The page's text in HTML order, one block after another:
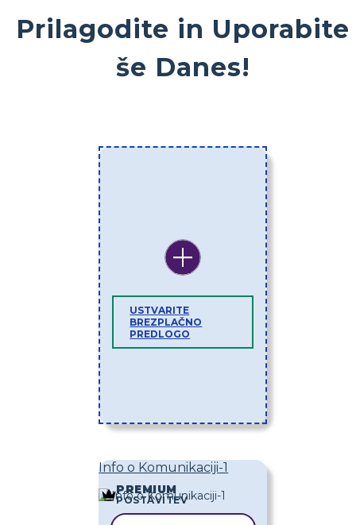
Prilagodite in Uporabite
še Danes!
USTVARITE
BREZPLAČNO
PREDLOGO
Info o Komunikaciji-1
PREMIUM
POSTAVITEV